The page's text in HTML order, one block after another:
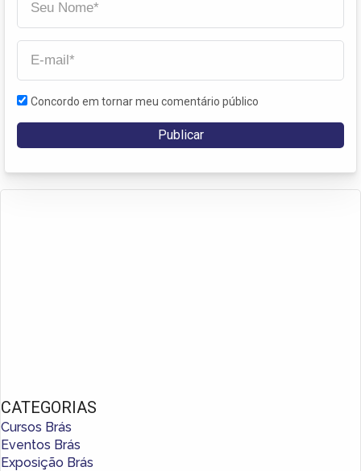
Concordo em tornar meu comentário público
CATEGORIAS
Cursos Brás
Eventos Brás
Exposição Brás